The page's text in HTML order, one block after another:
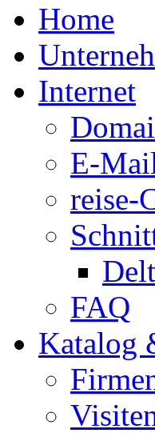
Home
Internet
E-
reise-
FAQ
Katalog